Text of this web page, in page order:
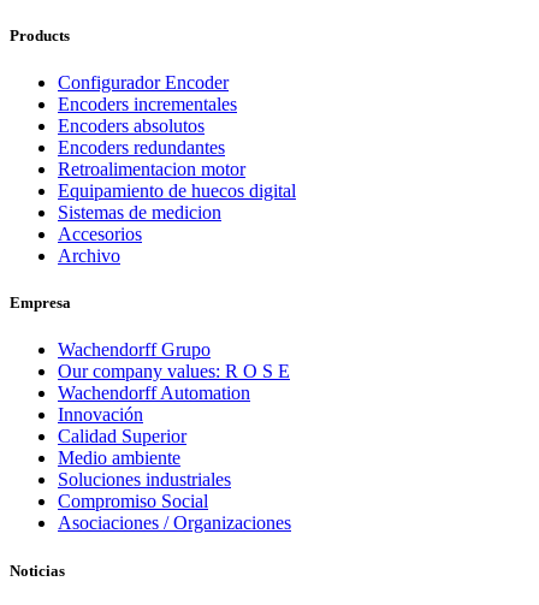
Products
Configurador Encoder
Encoders incrementales
Encoders absolutos
Encoders redundantes
Retroalimentacion motor
Equipamiento de huecos digital
Sistemas de medicion
Accesorios
Archivo
Empresa
Wachendorff Grupo
Our company values: R O S E
Wachendorff Automation
Innovación
Calidad Superior
Medio ambiente
Soluciones industriales
Compromiso Social
Asociaciones / Organizaciones
Noticias